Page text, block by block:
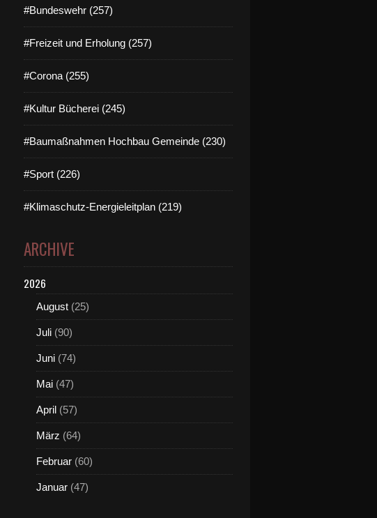
#Bundeswehr (257)
#Freizeit und Erholung (257)
#Corona (255)
#Kultur Bücherei (245)
#Baumaßnahmen Hochbau Gemeinde (230)
#Sport (226)
#Klimaschutz-Energieleitplan (219)
ARCHIVE
2026
August (25)
Juli (90)
Juni (74)
Mai (47)
April (57)
März (64)
Februar (60)
Januar (47)